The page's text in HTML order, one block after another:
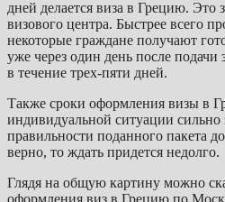
дней делается виза в Грецию. Это
визового центра. Быстрее всего
некоторые граждане получают
уже через один день после подачи
в течение трех-пяти дней.
Также сроки оформления визы в
индивидуальной ситуации сильно
правильности поданного пакета
верно, то ждать придется недолго.
Глядя на общую картину можно
оформления виз в Грецию по